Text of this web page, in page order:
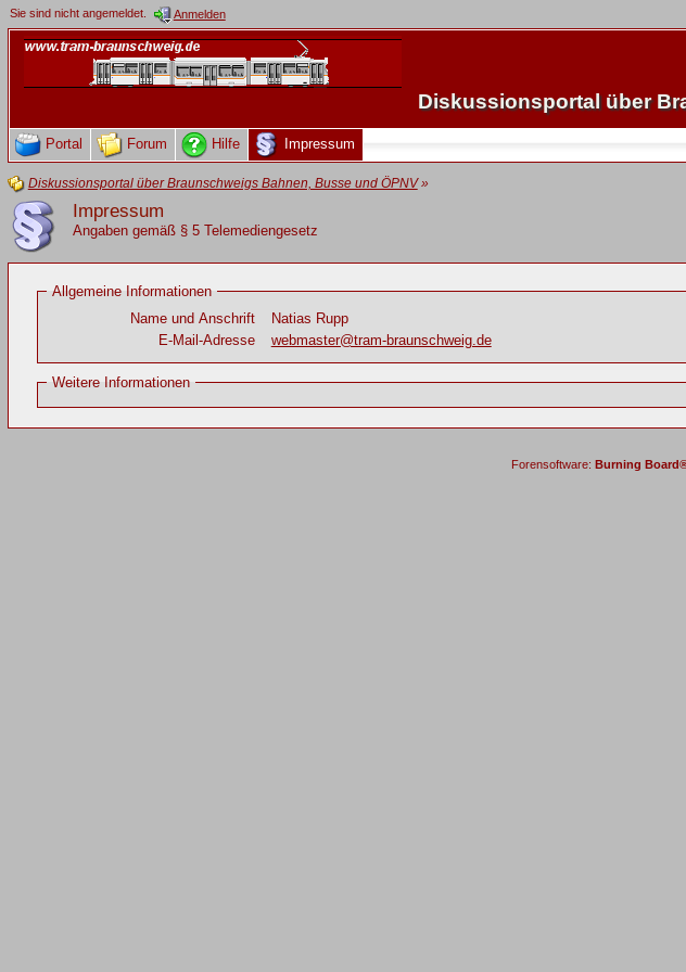
Sie sind nicht angemeldet. Anmelden
Diskussionsportal über
Portal Forum Hilfe Impressum
Diskussionsportal über Braunschweigs Bahnen, Busse und ÖPNV»
Impressum
Angaben gemäß § 5 Telemediengesetz
Allgemeine Informationen
Name und Anschrift
Natias Rupp
E-Mail-Adresse
webmaster@tram-braunschweig.de
Weitere Informationen
Forensoftware: Burning